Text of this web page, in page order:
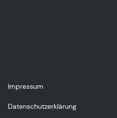
Impressum
Datenschutzerklärung